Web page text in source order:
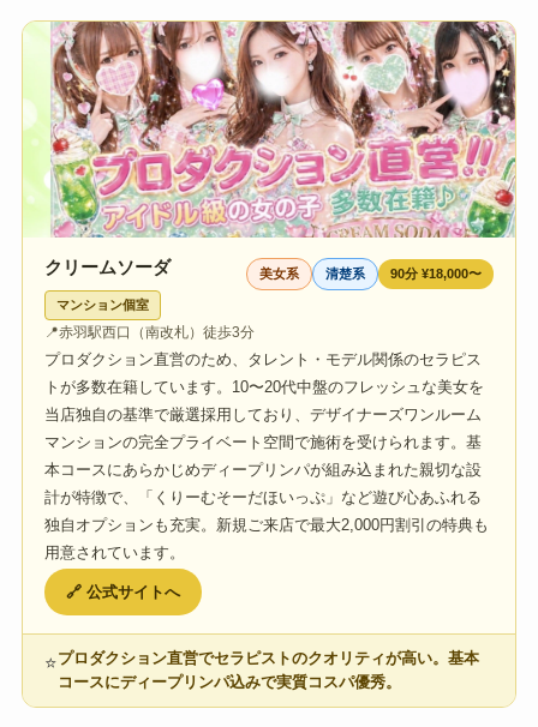
クリームソーダ 美女系 清楚系 90分 ¥18,000〜
マンション個室
📍赤羽駅西口（南改札）徒歩3分
プロダクション直営のため、タレント・モデル関係のセラピス
トが多数在籍しています。10〜20代中盤のフレッシュな美女を
当店独自の基準で厳選採用しており、デザイナーズワンルーム
マンションの完全プライベート空間で施術を受けられます。基
本コースにあらかじめディープリンパが組み込まれた親切な設
計が特徴で、「くりーむそーだほいっぷ」など遊び心あふれる
独自オプションも充実。新規ご来店で最大2,000円割引の特典も
用意されています。
🔗 公式サイトへ
⭐プロダクション直営でセラピストのクオリティが高い。基本
コースにディープリンパ込みで実質コスパ優秀。